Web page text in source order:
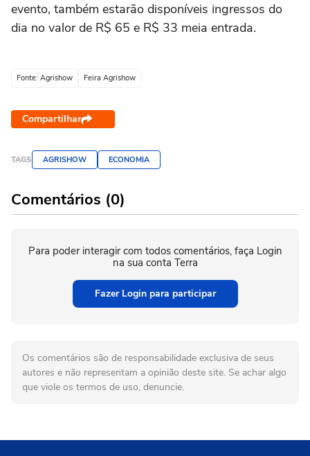
evento, também estarão disponíveis ingressos do
dia no valor de R$ 65 e R$ 33 meia entrada.
Fonte: Agrishow Feira Agrishow
Compartilhar
TAGS AGRISHOW ECONOMIA
Comentários (0)
Para poder interagir com todos comentários, faça Login
na sua conta Terra
Fazer Login para participar
Os comentários são de responsabilidade exclusiva de seus
autores e não representam a opinião deste site. Se achar algo
que viole os termos de uso, denuncie.